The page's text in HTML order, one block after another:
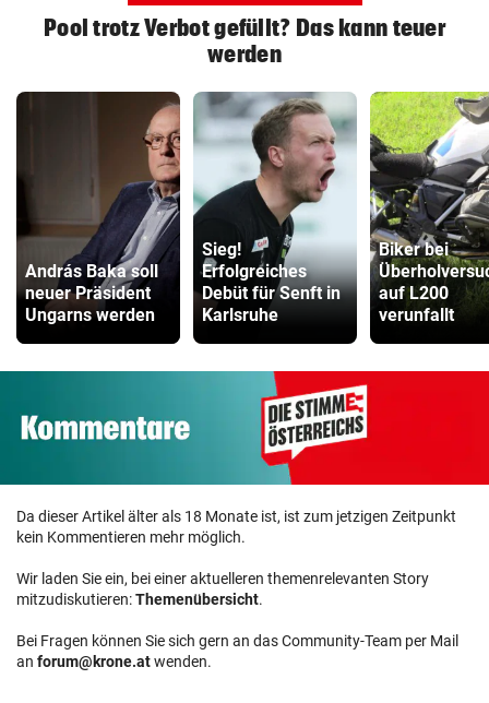
Pool trotz Verbot gefüllt? Das kann teuer
werden
András Baka soll
neuer Präsident
Ungarns werden
Sieg!
Erfolgreiches
Debüt für Senft in
Karlsruhe
Biker bei
auf L200
verunfallt
Da dieser Artikel älter als 18 Monate ist, ist zum jetzigen Zeitpunkt
kein Kommentieren mehr möglich.
Wir laden Sie ein, bei einer aktuelleren themenrelevanten Story
mitzudiskutieren:Themenübersicht.
Bei Fragen können Sie sich gern an das Community-Team per Mail
an forum@krone.atwenden.